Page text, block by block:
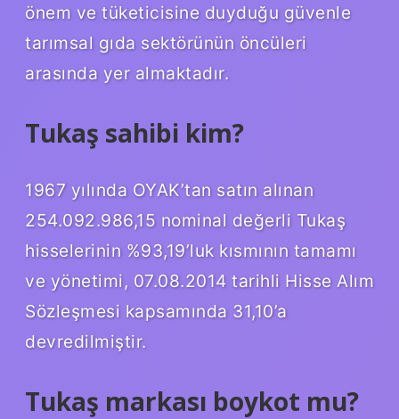
önem ve tüketicisine duyduğu güvenle
tarımsal gıda sektörünün öncüleri
arasında yer almaktadır.
Tukaş sahibi kim?
1967 yılında OYAK’tan satın alınan
254.092.986,15 nominal değerli Tukaş
hisselerinin %93,19’luk kısmının tamamı
ve yönetimi, 07.08.2014 tarihli Hisse Alım
Sözleşmesi kapsamında 31,10’a
devredilmiştir.
Tukaş markası boykot mu?